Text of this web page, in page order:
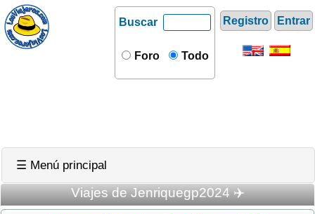
Registro Entrar
Buscar
Foro Todo
☰ Menú principal
Viajes de Jenriquegp2024 ✈️